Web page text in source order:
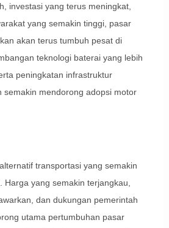
investasi yang terus meningkat,
yang semakin tinggi, pasar
akan terus tumbuh pesat di
teknologi baterai yang lebih
peningkatan infrastruktur
semakin mendorong adopsi motor
transportasi yang semakin
Harga yang semakin terjangkau,
dan dukungan pemerintah
utama pertumbuhan pasar